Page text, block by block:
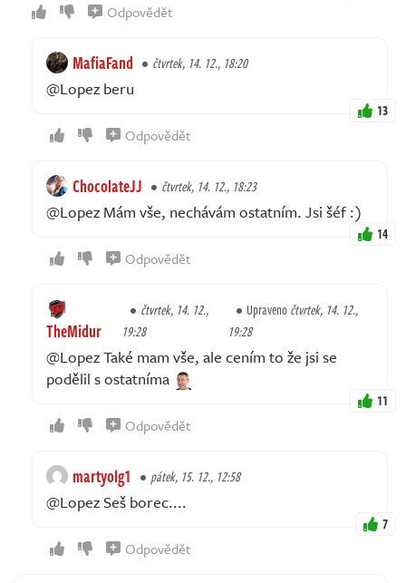
Odpovědět
MafiaFand čtvrtek, 14. 12., 18:20
@Lopez beru
13
Odpovědět
ChocolateJJ čtvrtek, 14. 12., 18:23
@Lopez Mám vše, nechávám ostatním. Jsi šéf :)
14
Odpovědět
TheMidur
čtvrtek, 14. 12.,
19:28
Upravenočtvrtek, 14. 12.,
19:28
@Lopez Také mam vše, ale cením to že jsi se
podělil s ostatníma
11
Odpovědět
martyolg1 pátek, 15. 12., 12:58
@Lopez Seš borec....
7
Odpovědět